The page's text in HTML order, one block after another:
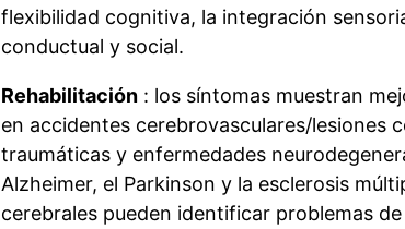
flexibilidad cognitiva, la integración
conductual y social.
Rehabilitación : los síntomas muestran
en accidentes cerebrovasculares/lesiones
traumáticas y enfermedades
Alzheimer, el Parkinson y la esclerosis
cerebrales pueden identificar problemas